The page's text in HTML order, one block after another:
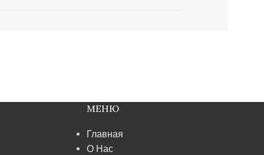
МЕНЮ
Главная
О Нас